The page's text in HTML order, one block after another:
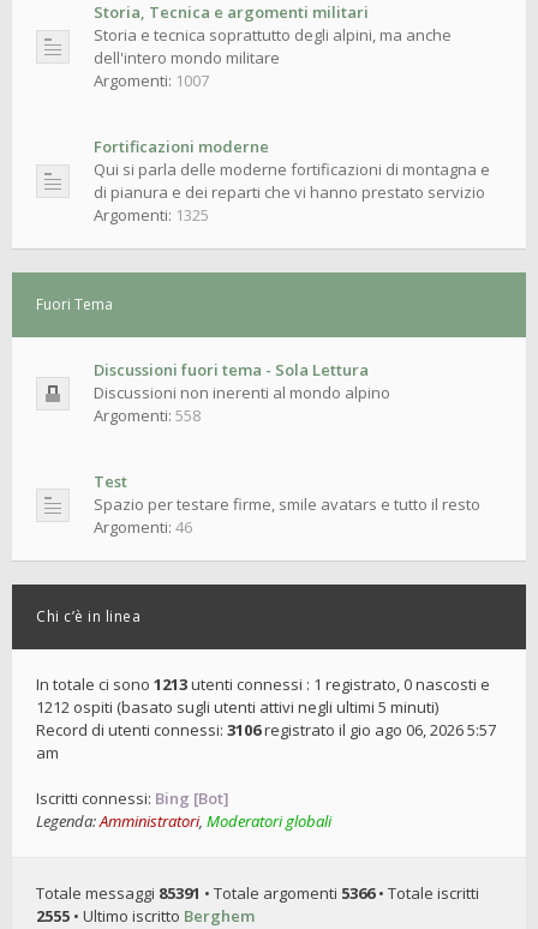
Storia, Tecnica e argomenti militari
Storia e tecnica soprattutto degli alpini, ma anche
dell'intero mondo militare
Argomenti: 1007
Fortificazioni moderne
Qui si parla delle moderne fortificazioni di montagna e
di pianura e dei reparti che vi hanno prestato servizio
Argomenti: 1325
Fuori Tema
Discussioni fuori tema - Sola Lettura
Discussioni non inerenti al mondo alpino
Argomenti: 558
Test
Spazio per testare firme, smile avatars e tutto il resto
Argomenti: 46
Chi c’è in linea
In totale ci sono 1213utenti connessi : 1 registrato, 0 nascosti e
1212 ospiti (basato sugli utenti attivi negli ultimi 5 minuti)
Record di utenti connessi: 3106registrato il gio ago 06, 2026 5:57
am
Iscritti connessi: Bing [Bot]
Legenda:Amministratori, Moderatori globali
Totale messaggi 85391 • Totale argomenti 5366• Totale iscritti
2555 • Ultimo iscritto Berghem